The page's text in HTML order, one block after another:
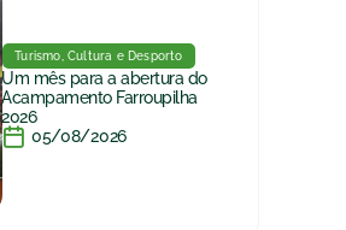
Turismo, Cultura e Desporto
Um mês para a abertura do
Acampamento Farroupilha
2026
05/08/2026